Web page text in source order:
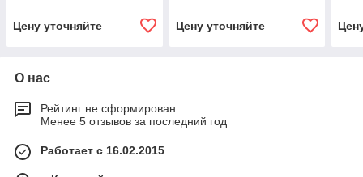
Цену уточняйте Цену уточняйте
О нас
Рейтинг не сформирован
Менее 5 отзывов за последний год
Работает с 16.02.2015